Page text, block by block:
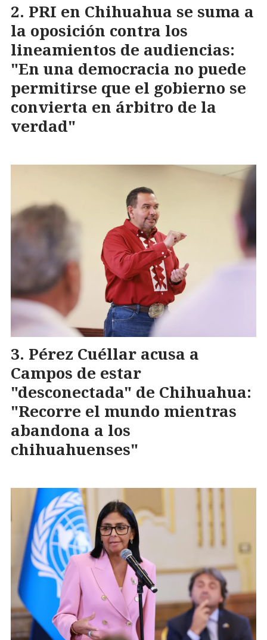
PRI en Chihuahua se suma a
la oposición contra los
lineamientos de audiencias:
"En una democracia no puede
permitirse que el gobierno se
convierta en árbitro de la
verdad"
Pérez Cuéllar acusa a
Campos de estar
"desconectada" de Chihuahua:
"Recorre el mundo mientras
abandona a los
chihuahuenses"